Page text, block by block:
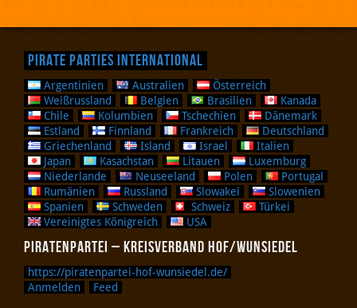
Pirate Parties International
Argentinien Australien
Österreich
Weißrussland
Belgien Brasilien
Kanada
Chile
Kolumbien Tschechien
Dänemark
Estland
Finnland Frankreich
Deutschland
Griechenland
Island Israel
Italien
Japan
Kasachstan Litauen
Luxemburg
Niederlande
Neuseeland Polen
Portugal
Rumänien
Russland Slowakei
Slowenien
Spanien
Schweden Schweiz
Türkei
Vereinigtes Königreich
USA
Piratenpartei – Kreisverband Hof/Wunsiedel
https://piratenpartei-hof-wunsiedel.de/
Anmelden
Feed